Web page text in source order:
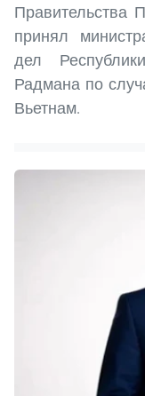
Правительства
принял
дел
Радмана по
Вьетнам.